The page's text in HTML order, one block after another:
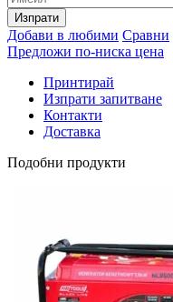
Изпрати
Добави в любими Сравни
Предложи по-ниска цена
Принтирай
Изпрати запитване
Контакти
Доставка
Подобни продукти